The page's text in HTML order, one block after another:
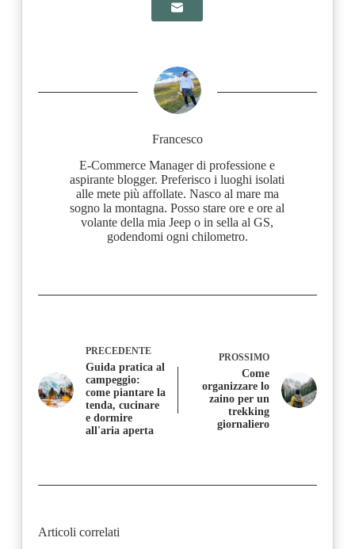
Francesco
E-Commerce Manager di professione e
aspirante blogger. Preferisco i luoghi isolati
alle mete più affollate. Nasco al mare ma
sogno la montagna. Posso stare ore e ore al
volante della mia Jeep o in sella al GS,
godendomi ogni chilometro.
PRECEDENTE
Guida pratica al
campeggio:
come piantare la
tenda, cucinare
e dormire
all'aria aperta
PROSSIMO
Come
organizzare lo
zaino per un
trekking
giornaliero
Articoli correlati